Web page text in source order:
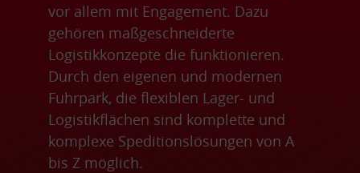
vor allem mit Engagement. Dazu
gehören maßgeschneiderte
Logistikkonzepte die funktionieren.
Durch den eigenen und modernen
Fuhrpark, die flexiblen Lager- und
Logistikflächen sind komplette und
komplexe Speditionslösungen von A
bis Z möglich.